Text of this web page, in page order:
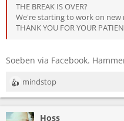
THE BREAK IS OVER?
We're starting to work on new
THANK YOU FOR YOUR
Soeben via Facebook.
R
e
k
mindstop
Hoss